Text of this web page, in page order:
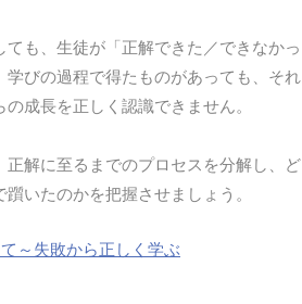
も、生徒が「正解できた／できなかっ
びの過程で得たものがあっても、それ
成長を正しく認識できません。
解に至るまでのプロセスを分解し、ど
いたのかを把握させましょう。
～失敗から正しく学ぶ